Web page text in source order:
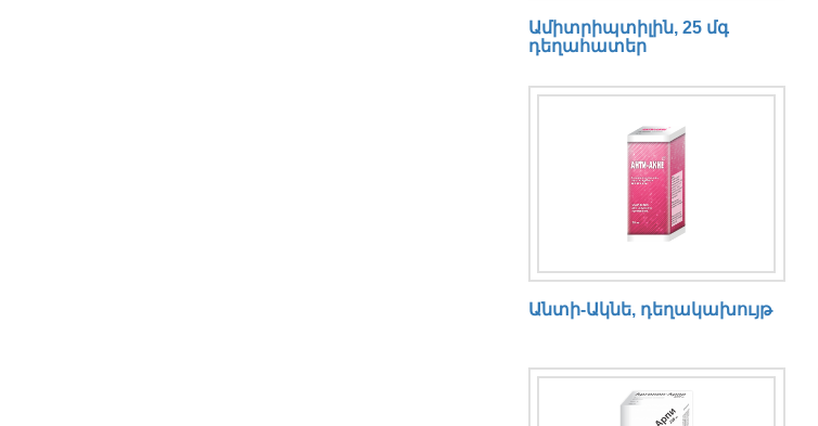
Ամիտրիպտիլին, 25 մգ
դեղահատեր
Անտի-Ակնե, դեղակախույթ